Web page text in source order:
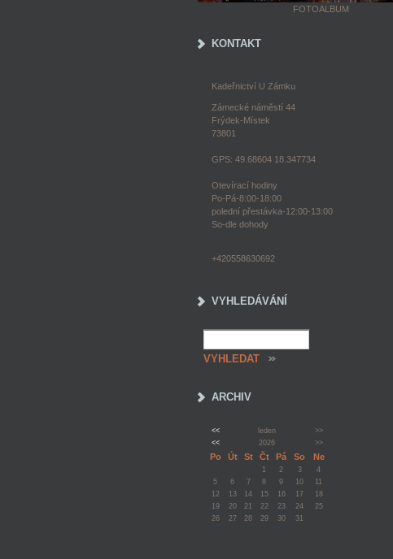
FOTOALBUM
KONTAKT
Kadeřnictví U Zámku
Zámecké náměstí 44
Frýdek-Místek
73801
GPS: 49.68604 18.347734
Otevírací hodiny
Po-Pá-8:00-18:00
polední přestávka-12:00-13:00
So-dle dohody
+420558630692
VYHLEDÁVÁNÍ
ARCHIV
<< leden
>>
<<
2026 >>
Po Út St Čt Pá So Ne
1 2 3
4
5
6 7 8 9 10
11
12
13 14 15 16 17
18
19
20 21 22 23 24
25
26
27 28 29 30 31